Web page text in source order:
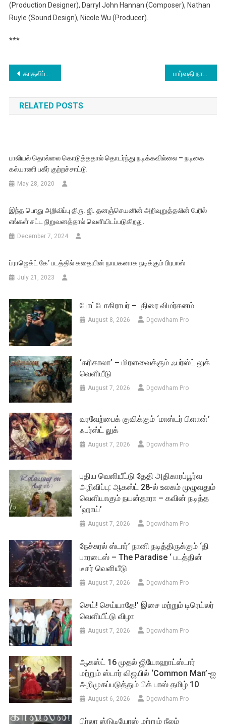
(Production Designer), Darryl John Hannan (Composer), Nathan
Ruyle (Sound Design), Nicole Wu (Producer).
***
Post
navigation
காதலிப்பவரைத் தக்க வைத்துக் கொள்வது எப்படி? பாடம் சொல்லும் ‘டியர் ரதி’ திரைப்படம்
RELATED POSTS
பாலியல் தொல்லை கொடுத்ததால் தொடர்ந்து நடிக்கவில்லை – நடிகை
கல்யாணி பகீர் குற்றச்சாட்டு
May 28, 2020
இந்த பொது அறிவிப்பு திரு. ஜி. தனஞ்செயனின் அறிவுறுத்தலின் பேரில்
எங்கள் சட்ட நிறுவனத்தால் வெளியிடப்படுகிறது.
December 7, 2024
ப்ராஜெக்ட் கே’ படத்தில் கதையின் நாயகனாக நடிக்கும் பிரபாஸ்
July 21, 2023
போட்டோகிராபர் – திரை விமர்சனம்
August 8, 2026 Dgowdham Pro
‘கரிகாலா’ – மிரளவைக்கும் ஃபர்ஸ்ட் லுக்
வெளியீடு
August 7, 2026 Dgowdham Pro
வரவேற்பைக் குவிக்கும் ‘மாஸ்டர் பிளான்’
ஃபர்ஸ்ட் லுக்
August 7, 2026 Dgowdham Pro
புதிய வெளியீட்டு தேதி அதிகாரப்பூர்வ
அறிவிப்பு: ஆகஸ்ட் 28-ல் உலகம் முழுவதும்
வெளியாகும் நயன்தாரா – கவின் நடித்த
‘ஹாய்’
August 7, 2026 Dgowdham Pro
நேச்சுரல் ஸ்டார்’ நானி நடித்திருக்கும் ‘தி
பாரடைஸ் – The Paradise ‘ படத்தின்
டீசர் வெளியீடு
August 7, 2026 Dgowdham Pro
செய்! செய்யாதே!’ இசை மற்றும் டிரெய்லர்
வெளியீட்டு விழா
August 7, 2026 Dgowdham Pro
ஆகஸ்ட் 16 முதல் ஜியோஹாட்ஸ்டார்
மற்றும் ஸ்டார் விஜயில் ‘Common Man’-ஐ
அறிமுகப்படுத்தும் பிக் பாஸ் தமிழ் 10
August 6, 2026 Dgowdham Pro
பிர்லா ஸ்டுடியோஸ் மற்றும் நீலம்